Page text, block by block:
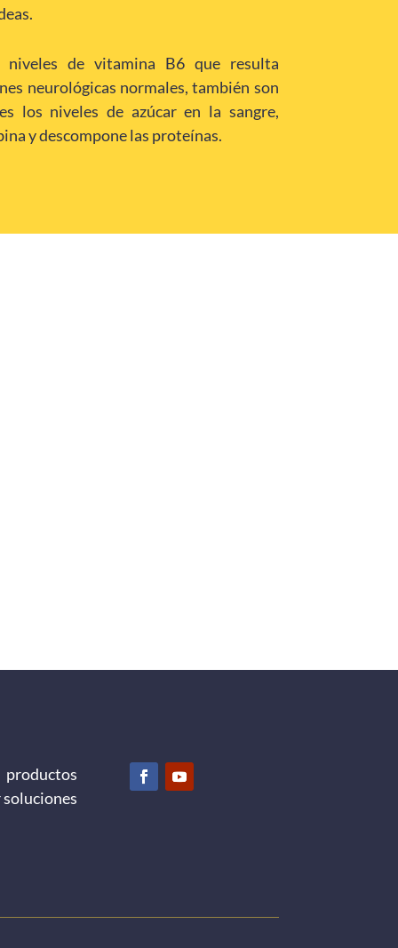
niveles de vitamina B6 que resulta
neurológicas normales, también son
los niveles de azúcar en la sangre,
y descompone las proteínas.